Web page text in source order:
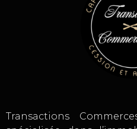
Transactions